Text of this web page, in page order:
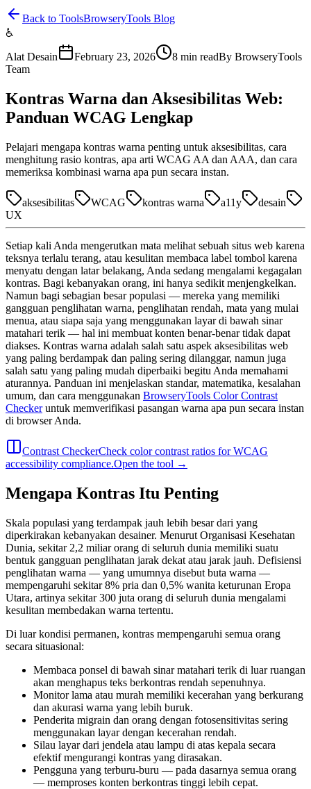
Back to ToolsBrowseryTools Blog
♿
Alat Desain
February 23, 2026 8 min readBy BrowseryTools
Team
Kontras Warna dan Aksesibilitas Web:
Panduan WCAG Lengkap
Pelajari mengapa kontras warna penting untuk aksesibilitas, cara
menghitung rasio kontras, apa arti WCAG AA dan AAA, dan cara
memeriksa kombinasi warna apa pun secara instan.
aksesibilitas WCAG kontras warna a11y
desain
UX
Setiap kali Anda mengerutkan mata melihat sebuah situs web karena
teksnya terlalu terang, atau kesulitan membaca label tombol karena
menyatu dengan latar belakang, Anda sedang mengalami kegagalan
kontras. Bagi kebanyakan orang, ini hanya sedikit menjengkelkan.
Namun bagi sebagian besar populasi — mereka yang memiliki
gangguan penglihatan warna, penglihatan rendah, mata yang mulai
menua, atau siapa saja yang menggunakan layar di bawah sinar
matahari terik — hal ini membuat konten benar-benar tidak dapat
diakses. Kontras warna adalah salah satu aspek aksesibilitas web
yang paling berdampak dan paling sering dilanggar, namun juga
salah satu yang paling mudah diperbaiki begitu Anda memahami
aturannya. Panduan ini menjelaskan standar, matematika, kesalahan
umum, dan cara menggunakan BrowseryTools Color Contrast
Checkeruntuk memverifikasi pasangan warna apa pun secara instan
di browser Anda.
Contrast CheckerCheck color contrast ratios for WCAG
accessibility compliance.Open the tool →
Mengapa Kontras Itu Penting
Skala populasi yang terdampak jauh lebih besar dari yang
diperkirakan kebanyakan desainer. Menurut Organisasi Kesehatan
Dunia, sekitar 2,2 miliar orang di seluruh dunia memiliki suatu
bentuk gangguan penglihatan jarak dekat atau jarak jauh. Defisiensi
penglihatan warna — yang umumnya disebut buta warna —
mempengaruhi sekitar 8% pria dan 0,5% wanita keturunan Eropa
Utara, artinya sekitar 300 juta orang di seluruh dunia mengalami
kesulitan membedakan warna tertentu.
Di luar kondisi permanen, kontras mempengaruhi semua orang
secara situasional:
Membaca ponsel di bawah sinar matahari terik di luar ruangan
akan menghapus teks berkon­tras rendah sepenuhnya.
Monitor lama atau murah memiliki kecerahan yang berkurang
dan akurasi warna yang lebih buruk.
Penderita migrain dan orang dengan fotosensitivitas sering
menggunakan layar dengan kecerahan rendah.
Silau layar dari jendela atau lampu di atas kepala secara
efektif mengurangi kontras yang dirasakan.
Pengguna yang terburu-buru — pada dasarnya semua orang
— memproses konten berkontras tinggi lebih cepat.